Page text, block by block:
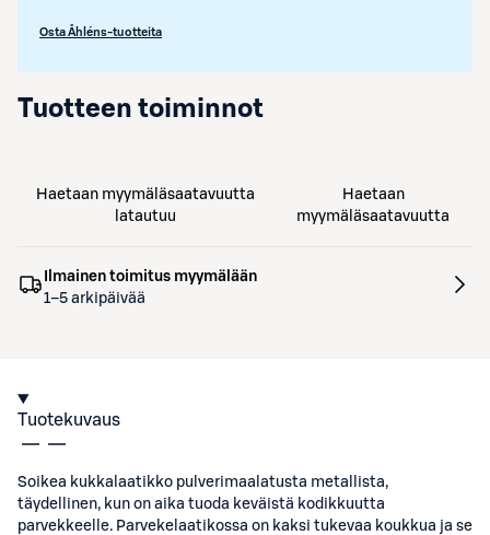
Osta Åhléns-tuotteita
Tuotteen toiminnot
Haetaan myymäläsaatavuutta
latautuu
Haetaan
myymäläsaatavuutta
Ilmainen toimitus myymälään
1–5 arkipäivää
Tuotekuvaus
Soikea kukkalaatikko pulverimaalatusta metallista,
täydellinen, kun on aika tuoda keväistä kodikkuutta
parvekkeelle. Parvekelaatikossa on kaksi tukevaa koukkua ja se